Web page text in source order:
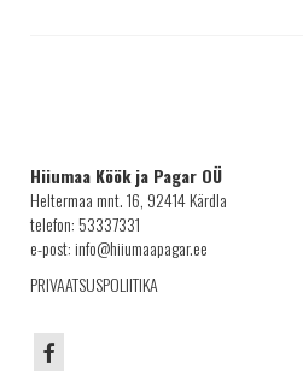
SALATID
Šašlõkid
KONTAKT
Hiiumaa Köök ja Pagar OÜ
Heltermaa mnt. 16, 92414 Kärdla
telefon: 53337331
e-post: info@hiiumaapagar.ee
PRIVAATSUSPOLIITIKA